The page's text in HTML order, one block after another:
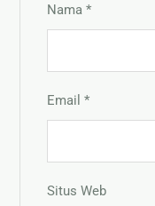
Nama*
Email*
Situs Web